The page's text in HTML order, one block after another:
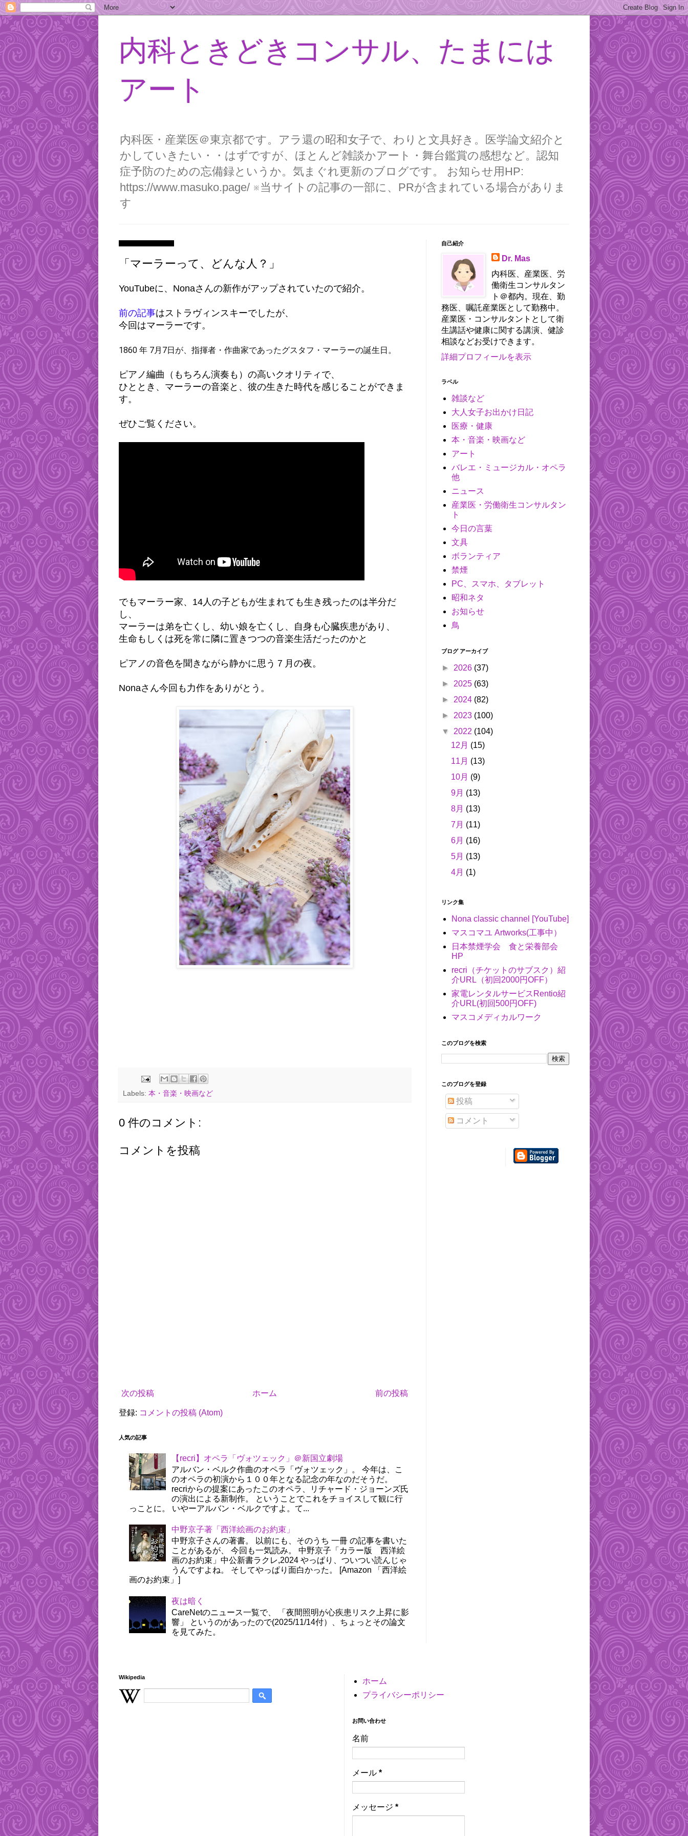
内科ときどきコンサル、たまには
アート
内科医・産業医＠東京都です。アラ還の昭和女子で、わりと文具好き。医学論文紹介と
かしていきたい・・はずですが、ほとんど雑談かアート・舞台鑑賞の感想など。認知
症予防のための忘備録というか。気まぐれ更新のブログです。 お知らせ用HP:
https://www.masuko.page/ ※当サイトの記事の一部に、PRが含まれている場合がありま
す
「マーラーって、どんな人？」
YouTubeに、Nonaさんの新作がアップされていたので紹介。
前の記事はストラヴィンスキーでしたが、
今回はマーラーです。
1860 年 7月7日が、指揮者・作曲家であったグスタフ・マーラーの誕生日。
ピアノ編曲（もちろん演奏も）の高いクオリティで、
ひととき、マーラーの音楽と、彼の生きた時代を感じることができま
す。
ぜひご覧ください。
でもマーラー家、14人の子どもが生まれても生き残ったのは半分だ
し、
マーラーは弟を亡くし、幼い娘を亡くし、自身も心臓疾患があり、
生命もしくは死を常に隣に置きつつの音楽生活だったのかと
ピアノの音色を聞きながら静かに思う７月の夜。
Nonaさん今回も力作をありがとう。
Labels: 本・音楽・映画など
0 件のコメント:
コメントを投稿
次の投稿 前の投稿
ホーム
登録: コメントの投稿 (Atom)
人気の記事
【recri】オペラ「ヴォツェック」＠新国立劇場
アルバン・ベルク作曲のオペラ「ヴォツェック」。 今年は、こ
のオペラの初演から１００年となる記念の年なのだそうだ。
recriからの提案にあったこのオペラ、リチャード・ジョーンズ氏
の演出による新制作。 ということでこれをチョイスして観に行
っことに。 いやーアルバン・ベルクですよ。て...
中野京子著「西洋絵画のお約束」
中野京子さんの著書。 以前にも、そのうち 一冊 の記事を書いた
ことがあるが、 今回も一気読み。 中野京子「カラー版 西洋絵
画のお約束」中公新書ラクレ,2024 やっぱり、ついつい読んじゃ
うんですよね。 そしてやっぱり面白かった。 [Amazon 「西洋絵
画のお約束」]
夜は暗く
CareNetのニュース一覧で、 「夜間照明が心疾患リスク上昇に影
響」 というのがあったので(2025/11/14付）、ちょっとその論文
を見てみた。
自己紹介
Dr. Mas
内科医、産業医、労
働衛生コンサルタン
ト＠都内。現在、勤
務医、嘱託産業医として勤務中。
産業医・コンサルタントとして衛
生講話や健康に関する講演、健診
相談などお受けできます。
詳細プロフィールを表示
ラベル
雑談など
大人女子お出かけ日記
医療・健康
本・音楽・映画など
アート
バレエ・ミュージカル・オペラ
他
ニュース
産業医・労働衛生コンサルタン
ト
今日の言葉
文具
ボランティア
禁煙
PC、スマホ、タブレット
昭和ネタ
お知らせ
鳥
ブログ アーカイブ
► 2026 (37)
► 2025 (63)
► 2024 (82)
► 2023 (100)
▼ 2022 (104)
12月 (15)
11月 (13)
10月 (9)
9月 (13)
8月 (13)
7月 (11)
6月 (16)
5月 (13)
4月 (1)
リンク集
Nona classic channel [YouTube]
マスコマユ Artworks(工事中）
日本禁煙学会 食と栄養部会
HP
recri（チケットのサブスク）紹
介URL（初回2000円OFF）
家電レンタルサービスRentio紹
介URL(初回500円OFF)
マスコメディカルワーク
このブログを検索
このブログを登録
投稿
コメント
Wikipedia
ホーム
プライバシーポリシー
お問い合わせ
名前
メール *
メッセージ *